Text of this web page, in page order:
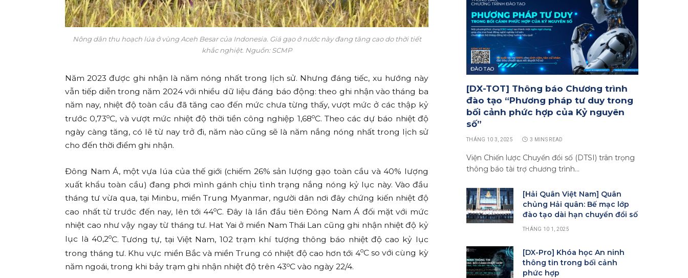
Nông dân thu hoạch lúa ở vùng Aceh Besar của Indonesia. Giá gạo ở nước này đang tăng cao do thời tiết
khắc nghiệt. Nguồn: SCMP
Năm 2023 được ghi nhận là năm nóng nhất trong lịch sử. Nhưng đáng tiếc, xu hướng này
vẫn tiếp diễn trong năm 2024 với nhiều dữ liệu đáng báo động: theo ghi nhận vào tháng ba
năm nay, nhiệt độ toàn cầu đã tăng cao đến mức chưa từng thấy, vượt mức ở các thập kỷ
trước 0,73oC, và vượt mức nhiệt độ thời tiền công nghiệp 1,68oC. Theo các dự báo nhiệt độ
ngày càng tăng, có lẽ từ nay trở đi, năm nào cũng sẽ là năm nắng nóng nhất trong lịch sử
cho đến thời điểm ghi nhận.
Đông Nam Á, một vựa lúa của thế giới (chiếm 26% sản lượng gạo toàn cầu và 40% lượng
xuất khẩu toàn cầu) đang phơi mình gánh chịu tình trạng nắng nóng kỷ lục này. Vào đầu
tháng tư vừa qua, tại Minbu, miền Trung Myanmar, người dân nơi đây chứng kiến nhiệt độ
cao nhất từ trước đến nay, lên tới 44oC. Đây là lần đầu tiên Đông Nam Á đối mặt với mức
nhiệt cao như vậy ngay từ tháng tư. Hat Yai ở miền Nam Thái Lan cũng ghi nhận nhiệt độ kỷ
lục là 40,2oC. Tương tự, tại Việt Nam, 102 trạm khí tượng thông báo nhiệt độ cao kỷ lục
trong tháng tư. Khu vực miền Bắc và miền Trung có nhiệt độ cao hơn tới 4oC so với cùng kỳ
năm ngoái, trong khi bảy trạm ghi nhận nhiệt độ trên 43oC vào ngày 22/4.
ĐÀO TẠO
[DX-TOT] Thông báo Chương trình
đào tạo “Phương pháp tư duy trong
bối cảnh phức hợp của Kỷ nguyên
số”
THÁNG 10 3, 2025 3 MINS READ
Viện Chiến lược Chuyển đổi số (DTSI) trân trọng
thông báo tài trợ chương trình…
[Hải Quân Việt Nam] Quân
chủng Hải quân: Bế mạc lớp
đào tạo dài hạn chuyển đổi số
THÁNG 10 1, 2025
[DX-Pro] Khóa học An ninh
thông tin trong bối cảnh
phức hợp